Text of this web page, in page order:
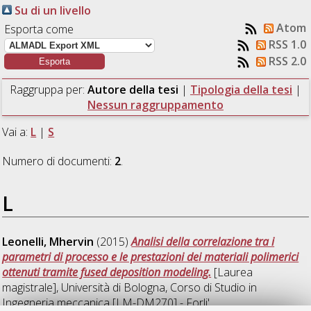
Su di un livello
Esporta come
Atom
RSS 1.0
RSS 2.0
Raggruppa per: Autore della tesi | Tipologia della tesi |
Nessun raggruppamento
Vai a: L | S
Numero di documenti: 2.
L
Leonelli, Mhervin (2015)Analisi della correlazione tra i
parametri di processo e le prestazioni dei materiali polimerici
ottenuti tramite fused deposition modeling. [Laurea
magistrale], Università di Bologna, Corso di Studio in
Ingegneria meccanica [LM-DM270] - Forli'